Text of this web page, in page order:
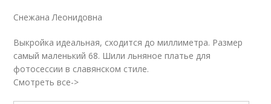
Снежана Леонидовна
Выкройка идеальная, сходится до миллиметра. Размер
самый маленький 68. Шили льняное платье для
фотосессии в славянском стиле.
Смотреть все->